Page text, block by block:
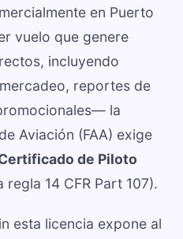
en Puerto
vuelo que genere
incluyendo
reportes de
la
Aviación (FAA) exige
de Piloto
regla 14 CFR Part 107).
esta licencia expone al